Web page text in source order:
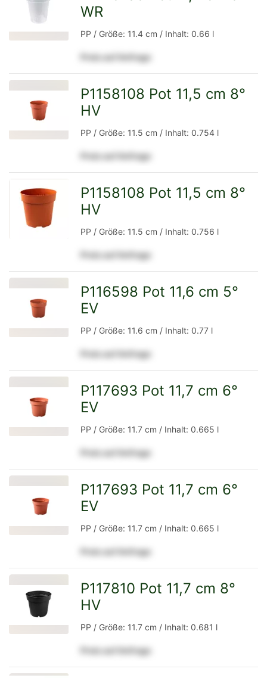
WR
PP / Größe: 11.4 cm / Inhalt: 0.66 l
Preis auf Anfrage
P1158108 Pot 11,5 cm 8°
HV
PP / Größe: 11.5 cm / Inhalt: 0.754 l
Preis auf Anfrage
P1158108 Pot 11,5 cm 8°
HV
PP / Größe: 11.5 cm / Inhalt: 0.756 l
Preis auf Anfrage
P116598 Pot 11,6 cm 5°
EV
PP / Größe: 11.6 cm / Inhalt: 0.77 l
Preis auf Anfrage
P117693 Pot 11,7 cm 6°
EV
PP / Größe: 11.7 cm / Inhalt: 0.665 l
Preis auf Anfrage
P117693 Pot 11,7 cm 6°
EV
PP / Größe: 11.7 cm / Inhalt: 0.665 l
Preis auf Anfrage
P117810 Pot 11,7 cm 8°
HV
PP / Größe: 11.7 cm / Inhalt: 0.681 l
Preis auf Anfrage